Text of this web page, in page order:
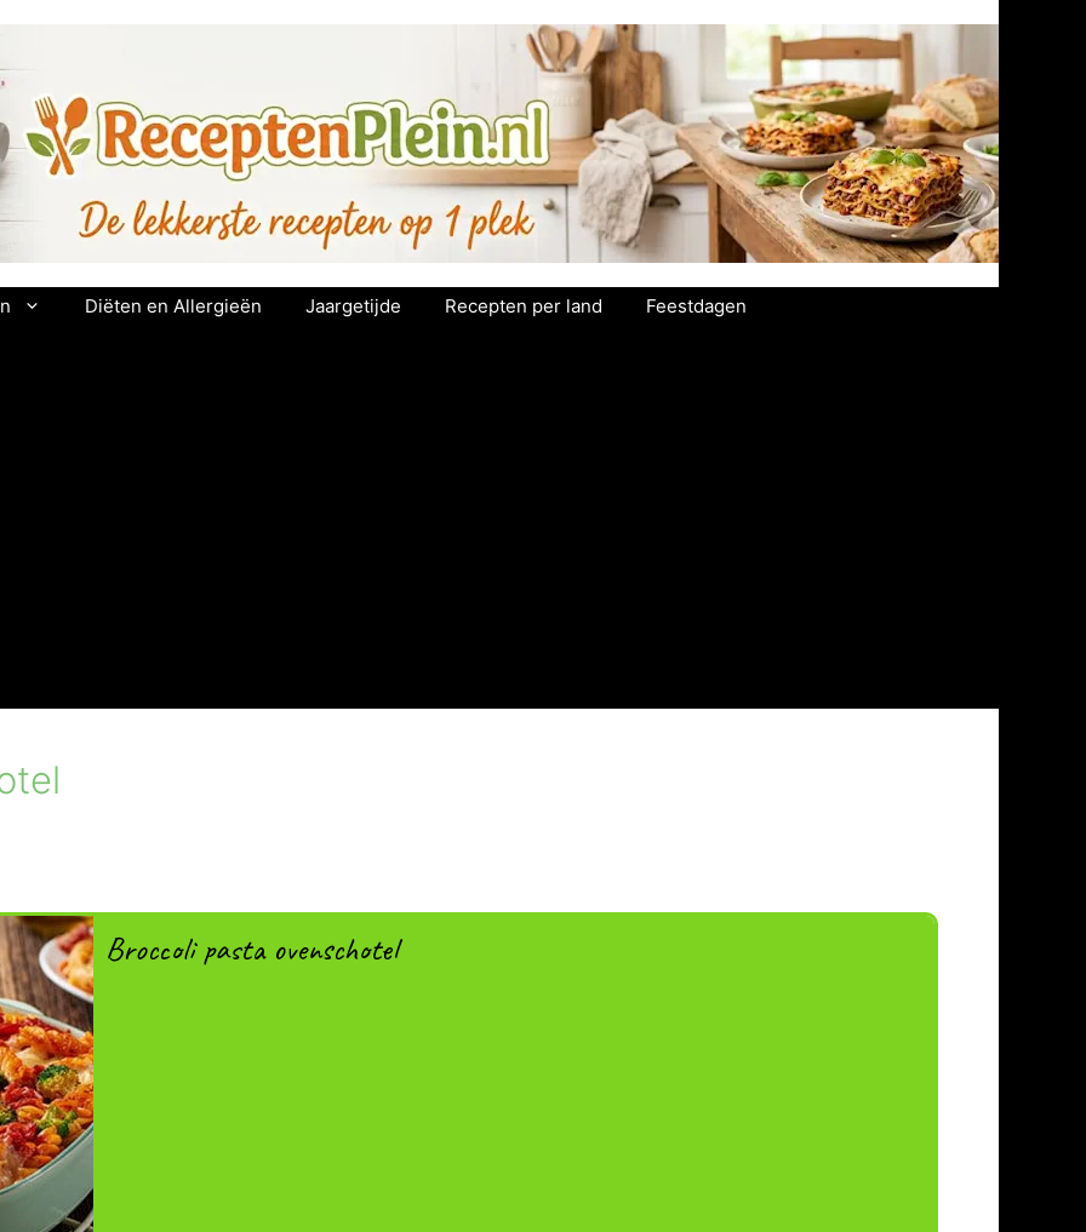
Diëten en Allergieën Jaargetijde Recepten per land Feestdagen
Broccoli pasta ovenschotel